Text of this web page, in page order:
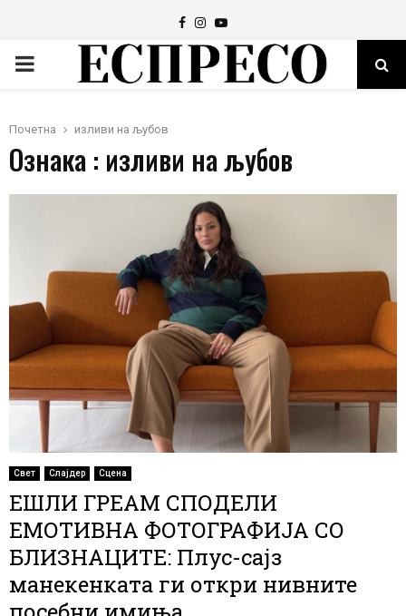
Facebook
Instagram
Youtube
PRIMARY
Почетна изливи на љубов
Ознака : изливи на љубов
Свет Слајдер Сцена
ЕШЛИ ГРЕАМ СПОДЕЛИ
ЕМОТИВНА ФОТОГРАФИЈА СО
БЛИЗНАЦИТЕ: Плус-сајз
манекенката ги откри нивните